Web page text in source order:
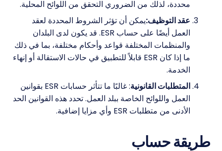
محددة، لذلك من الضروري التحقق من اللوائح المحلية.
عقد التوظيف:يمكن أن تؤثر الشروط المحددة لعقد
العمل أيضًا على حساب ESR. قد يكون لدى البلدان
والمنظمات المختلفة قواعد وأحكام مختلفة، بما في ذلك
ما إذا كان ESR قابلاً للتطبيق في حالات الاستقالة أو إنهاء
الخدمة.
المتطلبات القانونية
: غالبًا ما تتأثر حسابات ESR بقوانين
العمل واللوائح الخاصة ببلد العمل. تحدد هذه القوانين الحد
الأدنى من متطلبات ESR وأي مزايا إضافية.
طريقة حساب